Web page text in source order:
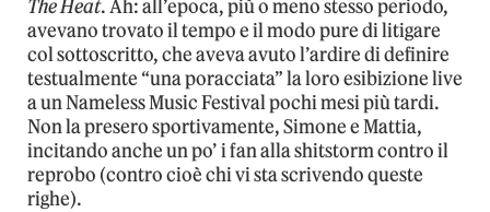
The Heat. Ah: all’epoca, più o meno stesso periodo,
avevano trovato il tempo e il modo pure di litigare
col sottoscritto, che aveva avuto l’ardire di definire
testualmente “una poracciata” la loro esibizione live
a un Nameless Music Festival pochi mesi più tardi.
Non la presero sportivamente, Simone e Mattia,
incitando anche un po’ i fan alla shitstorm contro il
reprobo (contro cioè chi vi sta scrivendo queste
righe).